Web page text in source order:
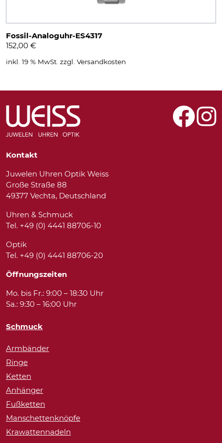
Fossil-Analoguhr-ES4317
152,00 €
inkl. 19 % MwSt. zzgl. Versandkosten
Kontakt
Juwelen Uhren Optik Weiss
Große Straße 88
49377 Vechta, Deutschland
Uhren & Schmuck
Tel. +49 (0) 4441 88706-10
Optik
Tel. +49 (0) 4441 88706-20
Öffnungszeiten
Mo. bis Fr.: 9:00 – 18:30 Uhr
Sa.: 9:30 – 16:00 Uhr
Schmuck
Armbänder
Ringe
Ketten
Anhänger
Fußketten
Manschettenknöpfe
Krawattennadeln